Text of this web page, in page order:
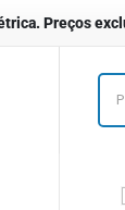
Preços